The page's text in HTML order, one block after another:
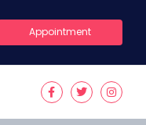
Appointment